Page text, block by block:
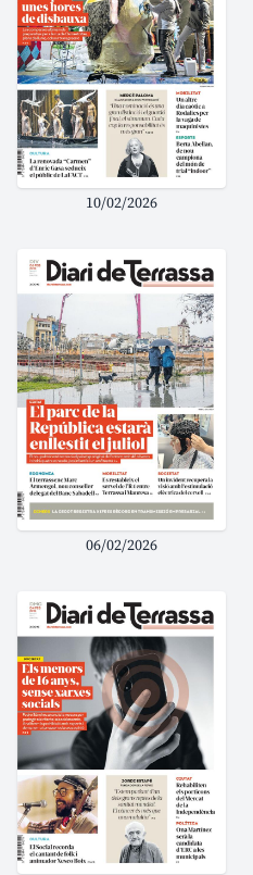
10/02/2026
06/02/2026